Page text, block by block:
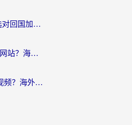
国外看芒果tv总卡？选对回国加速器，轻松追《浪姐》不费劲
在国外怎么看nba直播网站？海外党专属体育观赛指南，告别地区限制！
国外怎么看手机腾讯视频？海外党亲测有效的追剧加速器选择指南